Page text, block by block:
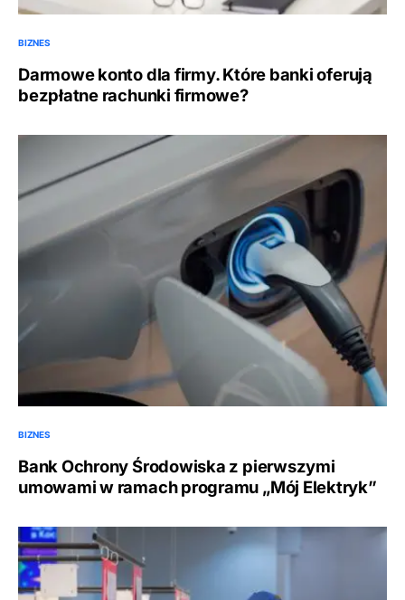
BIZNES
Darmowe konto dla firmy. Które banki oferują
bezpłatne rachunki firmowe?
BIZNES
Bank Ochrony Środowiska z pierwszymi
umowami w ramach programu „Mój Elektryk”